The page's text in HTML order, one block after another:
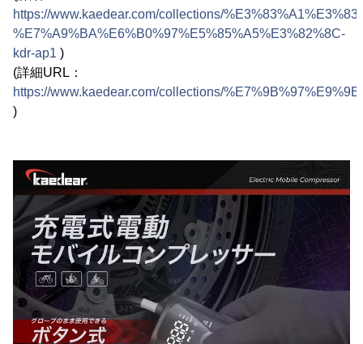
https://www.kaedear.com/collections/
%E7%A9%BA%E6%B0%97%E5%85%A5%E3%82%8C-
kdr-ap1 )
(詳細URL：
https://www.kaedear.com/collections/
)